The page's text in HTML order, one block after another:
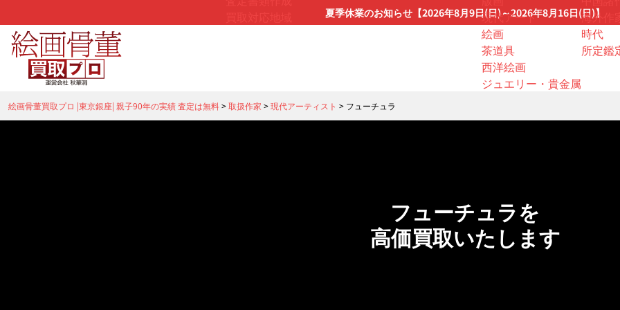
夏季休業のお知らせ【2026年8月9日(日)～2026年8月16日(日)】
現代アート
絵画
茶道具
西洋絵画
ジュエリー・貴金属
海外作家
時代
所定鑑
絵画骨董買取プロ |東京銀座| 親子90年の実績 査定は無料>取扱作家 >現代アーティスト > フューチュラ
フューチュラを
高価買取いたします